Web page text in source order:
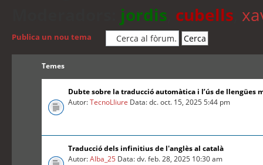
jordis cubells
Publica un nou tema
Temes
Dubte sobre la traducció automàtica i l’ús de llengües
Autor:TecnoLliure Data: dc. oct. 15, 2025 5:44 pm
Traducció dels infinitius de l'anglès al català
Autor:Alba_25 Data: dv. feb. 28, 2025 10:30 am